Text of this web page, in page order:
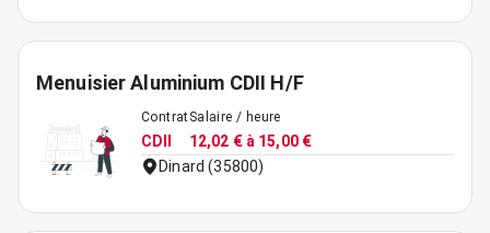
Menuisier Aluminium CDII H/F
Contrat
CDII
Salaire / heure
12,02 € à 15,00 €
Dinard (35800)